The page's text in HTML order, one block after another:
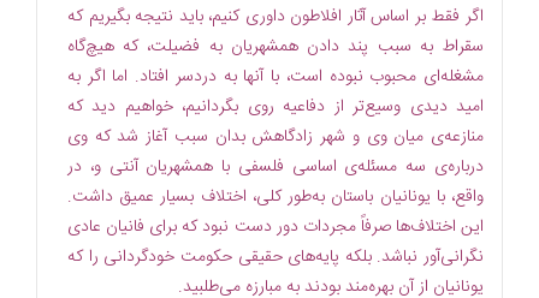
اگر فقط بر اساس آثار افلاطون داوری کنیم، باید نتیجه بگیریم که
سقراط به سبب پند دادن همشهریان به فضیلت، که هیچ‌گاه
مشغله‌ای محبوب نبوده است، با آنها به دردسر افتاد. اما اگر به
امید دیدی وسیع‌تر از دفاعیه روی بگردانیم، خواهیم دید که
منازعه‌ی میان وی و شهر زادگاهش بدان سبب آغاز شد که وی
درباره‌‌ی سه مسئله‌ی اساسی فلسفی با همشهریان آنتی و، در
واقع، با یونانیان باستان به‌طور کلی، اختلاف بسیار عمیق داشت.
این اختلاف‌ها صرفاً مجردات دور دست نبود که برای فانیان عادی
نگرانی‌آور نباشد. بلکه پایه‌های حقیقی حکومت خودگردانی را که
یونانیان از آن بهره‌مند بودند به مبارزه می‌طلبید.